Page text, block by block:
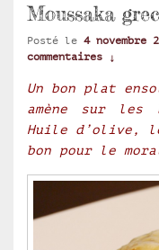
Moussaka
Posté le 4 novembre
commentaires ↓
Un bon plat
amène sur les
Huile d’olive,
bon pour le